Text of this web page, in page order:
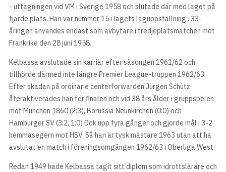
- uttagningen vid VM i Sverige 1958 och slutade där med laget på
fjärde plats. Han var nummer 15 i lagets laguppställning . 33-
åringen användes endast som avbytare i tredjeplatsmatchen mot
Frankrike den 28 juni 1958.
Kelbassa avslutade sin karriär efter säsongen 1961/62 och
tillhörde därmed inte längre Premier League-truppen 1962/63.
Efter skadan på ordinarie centerforwarden Jürgen Schütz
återaktiverades han för finalen och vid 38 års ålder i gruppspelen
mot München 1860 (2:3), Borussia Neunkirchen (0:0) och
Hamburger SV (3:2, 1:0) Dök upp fyra gånger och gjorde mål i 3-2
hemmasegern mot HSV. Så han är tysk mästare 1963 utan att ha
avslutat en match i föreningsomgången 1962/63 i Oberliga West.
Redan 1949 hade Kelbassa tagit sitt diplom som idrottslärare och